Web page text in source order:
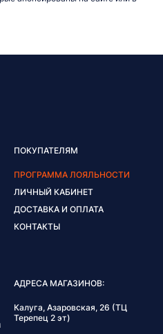
ПОКУПАТЕЛЯМ
ПРОГРАММА ЛОЯЛЬНОСТИ
ЛИЧНЫЙ КАБИНЕТ
ДОСТАВКА И ОПЛАТА
КОНТАКТЫ
АДРЕСА МАГАЗИНОВ:
Калуга, Азаровская, 26 (ТЦ
Терепец 2 эт)